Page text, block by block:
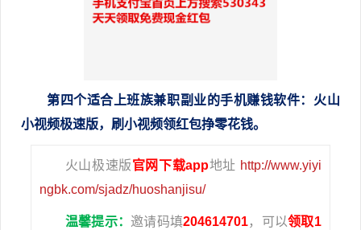
第四个适合 上班族兼职副业的手机赚钱软件：火山
小视频极速版，刷小视频领红包挣零花钱。
火山极速版官网下载app地址 http://www.yiyi
ngbk.com/sjadz/huoshanjisu/
温馨提示：邀请码填204614701，可以领取1